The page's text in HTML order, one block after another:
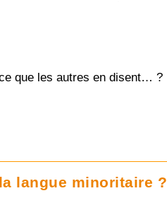
que les autres en disent… ?
langue minoritaire ?